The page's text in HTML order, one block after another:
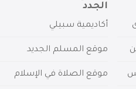
الجدد
أكاديمية سبيلي
موقع المسلم الجديد
موقع الصلاة في الإسلام